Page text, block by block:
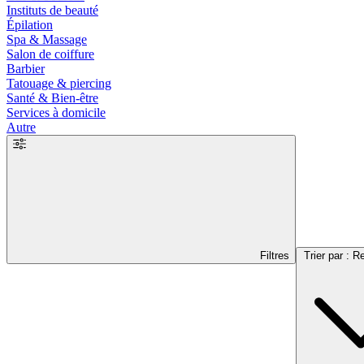
Instituts de beauté
Épilation
Spa & Massage
Salon de coiffure
Barbier
Tatouage & piercing
Santé & Bien-être
Services à domicile
Autre
Filtres